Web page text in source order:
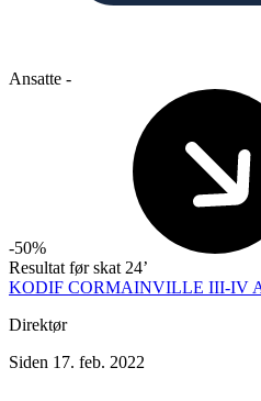
Ansatte -
-50%
Resultat før skat 24’
KODIF CORMAINVILLE III-IV
Direktør
Siden 17. feb. 2022